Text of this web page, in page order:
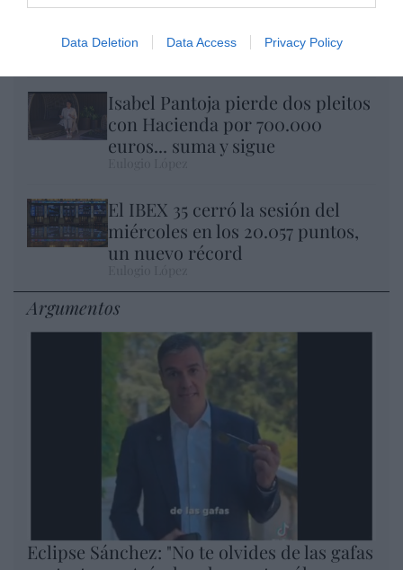
Data Deletion Data Access Privacy Policy
son las patentes
Isabel Pantoja pierde dos pleitos
con Hacienda por 700.000
euros... suma y sigue
El IBEX 35 cerró la sesión del
miércoles en los 20.057 puntos,
un nuevo récord
Argumentos
Eclipse Sánchez: "No te olvides de las gafas